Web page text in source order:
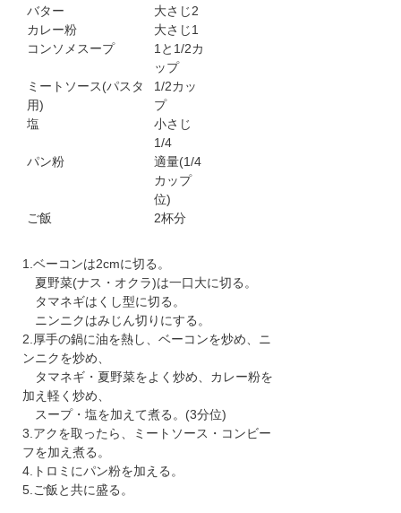
バター
大さじ2
カレー粉
大さじ1
コンソメスープ
1と1/2カ
ップ
ミートソース(パスタ
用)
1/2カッ
プ
塩
小さじ
1/4
パン粉
適量(1/4
カップ
位)
ご飯
2杯分
1.ベーコンは2cmに切る。
夏野菜(ナス・オクラ)は一口大に切る。
タマネギはくし型に切る。
ニンニクはみじん切りにする。
2.厚手の鍋に油を熱し、ベーコンを炒め、ニ
ンニクを炒め、
タマネギ・夏野菜をよく炒め、カレー粉を
加え軽く炒め、
スープ・塩を加えて煮る。(3分位)
3.アクを取ったら、ミートソース・コンビー
フを加え煮る。
4.トロミにパン粉を加える。
5.ご飯と共に盛る。